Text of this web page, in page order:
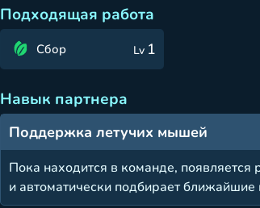
Подходящая работа
Сбор Lv 1
Навык партнера
Поддержка летучих мышей
Пока находится в команде, появляется
и автоматически подбирает